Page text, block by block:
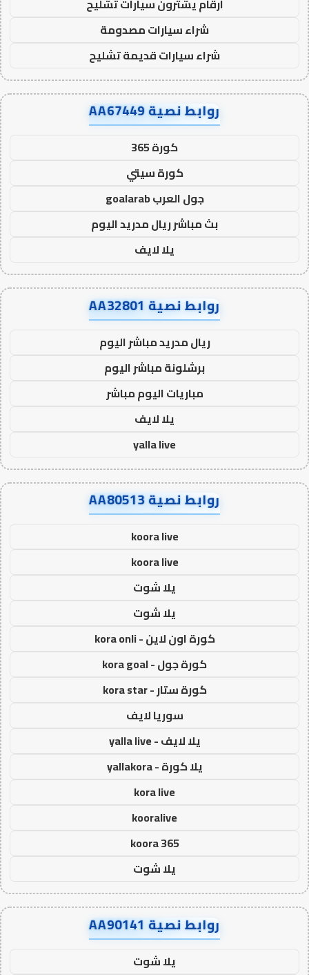
ارقام يشترون سيارات تشليح
شراء سيارات مصدومة
شراء سيارات قديمة تشليح
روابط نصية AA67449
كورة 365
كورة سيتي
جول العرب goalarab
بث مباشر ريال مدريد اليوم
يلا لايف
روابط نصية AA32801
ريال مدريد مباشر اليوم
برشلونة مباشر اليوم
مباريات اليوم مباشر
يلا لايف
yalla live
روابط نصية AA80513
koora live
koora live
يلا شوت
يلا شوت
كورة اون لاين - kora onli
كورة جول - kora goal
كورة ستار - kora star
سوريا لايف
يلا لايف - yalla live
يلا كورة - yallakora
kora live
kooralive
koora 365
يلا شوت
روابط نصية AA90141
يلا شوت